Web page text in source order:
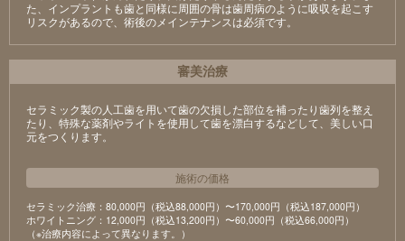
た、インプラントも歯と同様に周囲の骨は歯周病のように吸収を起こす
リスクがあるので、術後のメインテナンスは必須です。
審美治療
セラミック製の⼈⼯⻭を⽤いて⻭の⽋損した部位を補ったり⻭列を整え
たり、特殊な薬剤やライトを使⽤して⻭を漂⽩するなどして、美しい⼝
元をつくります。
施術の価格
セラミック治療：80,000円（税込88,000円）〜170,000円（税込187,000円）
ホワイトニング：12,000円（税込13,200円）〜60,000円（税込66,000円）
（※治療内容によって異なります。）